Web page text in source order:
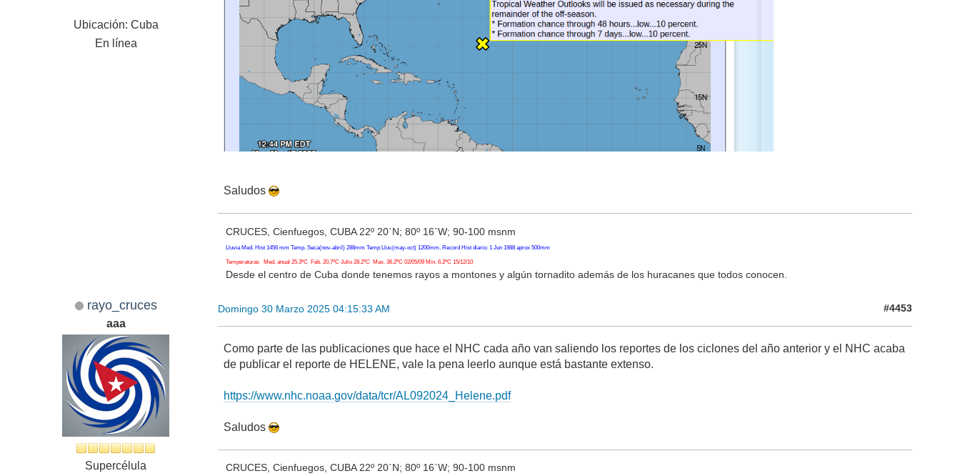
Ubicación: Cuba
En línea
Saludos
CRUCES, Cienfuegos, CUBA 22º 20`N; 80º 16`W; 90-100 msnm
Lluvia Med. Hist 1456 mm Temp. Seca(nov-abril) 288mm Temp Lluv.(may-oct) 1200mm, Record Hist diario: 1 Jun 1988 aprox 500mm
Temperaturas Med. anual 25.3ºC Feb. 20.7ºC Julio 28.2ºC Max. 36.2ºC 02/05/09 Min. 6.2ºC 15/12/10
Desde el centro de Cuba donde tenemos rayos a montones y algún tornadito además de los huracanes que todos conocen.
rayo_cruces
aaa
Supercélula
Domingo 30 Marzo 2025 04:15:33 AM #4453
Como parte de las publicaciones que hace el NHC cada año van saliendo los reportes de los ciclones del año anterior y el NHC acaba
de publicar el reporte de HELENE, vale la pena leerlo aunque está bastante extenso.
https://www.nhc.noaa.gov/data/tcr/AL092024_Helene.pdf
Saludos
CRUCES, Cienfuegos, CUBA 22º 20`N; 80º 16`W; 90-100 msnm